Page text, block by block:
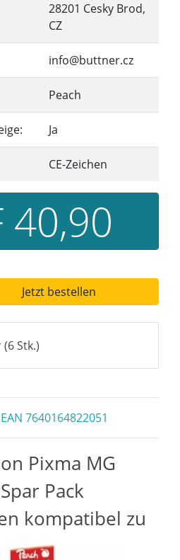
28201 Cesky Brod,
CZ
info@buttner.cz
Peach
Ja
CE-Zeichen
40,90
Jetzt bestellen
Stk.)
7640164822051
Pixma MG
Pack
kompatibel zu